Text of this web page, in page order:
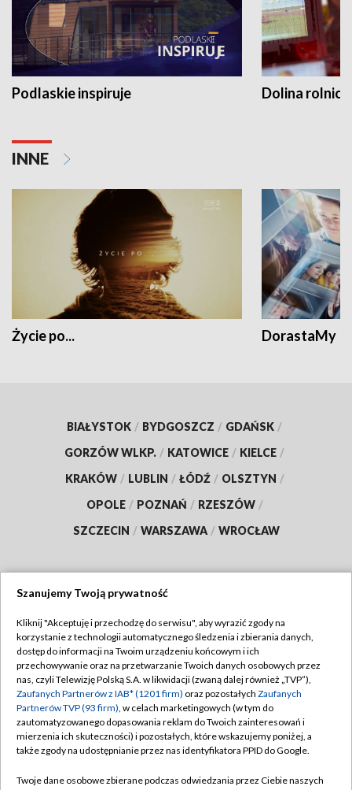
Podlaskie inspiruje Dolina
INNE
Życie po... DorastaMy
BIAŁYSTOK / BYDGOSZCZ / GDAŃSK /
GORZÓW WLKP. / KATOWICE / KIELCE /
KRAKÓW / LUBLIN / ŁÓDŹ / OLSZTYN /
OPOLE / POZNAŃ / RZESZÓW /
SZCZECIN / WARSZAWA / WROCŁAW
TVP
Abonament TVP
Emisja w TVP
Centrum informacji TVP
Naziemna Telewizja Cyfrowa
Regulamin TVP
Polityka prywatności
Moje zgody
Pomoc
Szanujemy Twoją prywatność
Kliknij "Akceptuję i przechodzę do serwisu", aby wyrazić zgody na
korzystanie z technologii automatycznego śledzenia i zbierania danych,
dostęp do informacji na Twoim urządzeniu końcowym i ich
przechowywanie oraz na przetwarzanie Twoich danych osobowych przez
nas, czyli Telewizję Polską S.A. w likwidacji (zwaną dalej również „TVP”),
Zaufanych Partnerów z IAB* (1201 firm) oraz pozostałych Zaufanych
Partnerów TVP (93 firm), w celach marketingowych (w tym do
zautomatyzowanego dopasowania reklam do Twoich zainteresowań i
mierzenia ich skuteczności) i pozostałych, które wskazujemy poniżej, a
także zgody na udostępnianie przez nas identyfikatora PPID do Google.
Twoje dane osobowe zbierane podczas odwiedzania przez Ciebie naszych